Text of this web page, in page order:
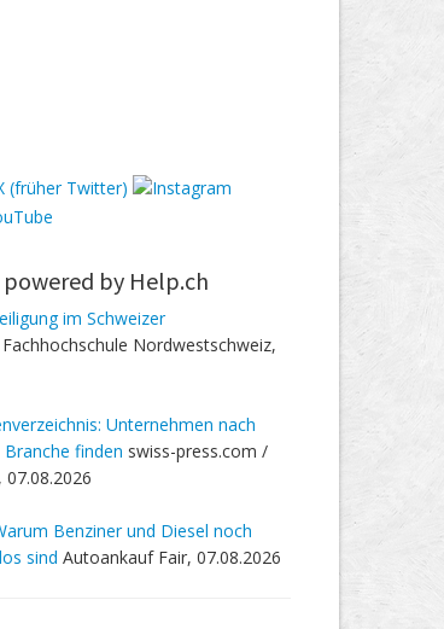
powered by Help.ch
im Schweizer
Fachhochschule Nordwestschweiz,
Unternehmen nach
finden swiss-press.com /
07.08.2026
Benziner und Diesel noch
sind Autoankauf Fair, 07.08.2026